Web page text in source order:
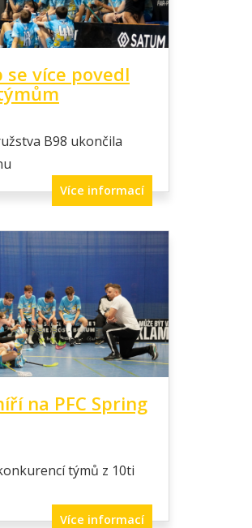
se více povedl
B98 ukončila
Více informací
na PFC Spring
týmů z 10ti
Více informací